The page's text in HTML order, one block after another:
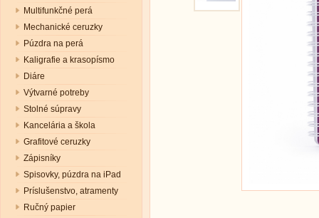
Multifunkčné perá
Mechanické ceruzky
Púzdra na perá
Kaligrafie a krasopísmo
Diáre
Výtvarné potreby
Stolné súpravy
Kancelária a škola
Grafitové ceruzky
Zápisníky
Spisovky, púzdra na iPad
Príslušenstvo, atramenty
Ručný papier